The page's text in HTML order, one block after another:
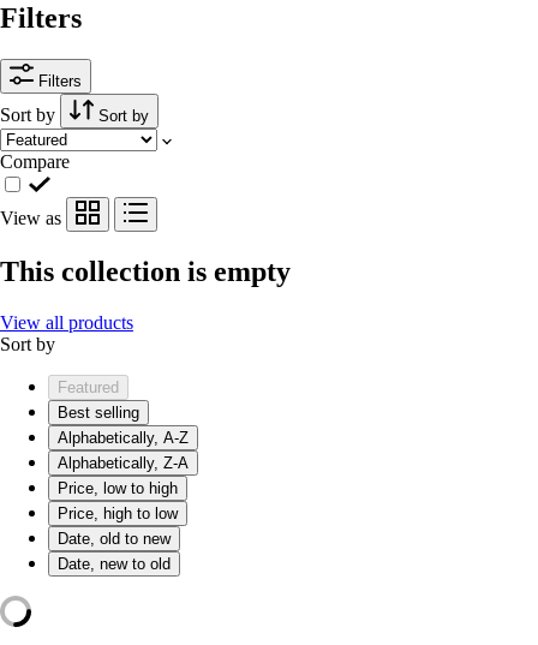
Filters
Filters
Sort by Sort by
Compare
View as
This collection is empty
View all products
Sort by
Featured
Best selling
Alphabetically, A-Z
Alphabetically, Z-A
Price, low to high
Price, high to low
Date, old to new
Date, new to old